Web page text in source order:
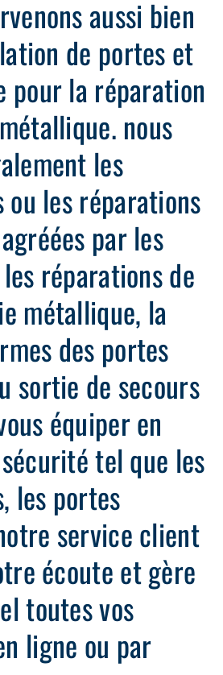
aussi bien
de portes et
pour la réparation
nous
les
les réparations
par les
réparations de
métallique, la
des portes
sortie de secours
équiper en
tel que les
les portes
service client
écoute et gère
toutes vos
ligne ou par